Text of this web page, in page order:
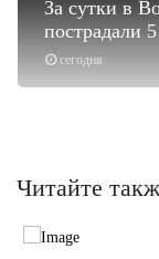
сегодня
За сутки в
пострадали
Читайте